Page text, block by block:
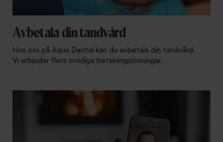
Avbetala din tandvård
Hos oss på Aqua Dental kan du avbetala din tandvård.
Vi erbjuder flera smidiga betalningslösningar.